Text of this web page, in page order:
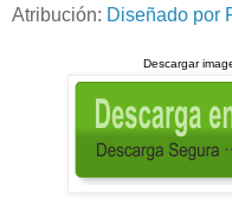
Atribución: Diseñado por
Descargar